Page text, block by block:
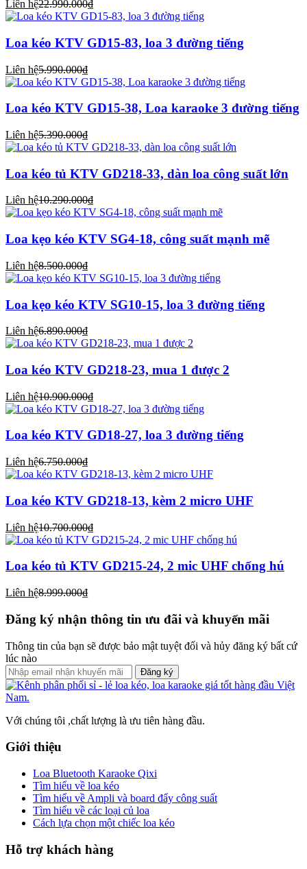
Liên hệ22.990.000₫
Loa kéo KTV GD15-83, loa 3 đường tiếng
Liên hệ5.990.000₫
Loa kéo KTV GD15-38, Loa karaoke 3 đường tiếng
Liên hệ5.390.000₫
Loa kéo tủ KTV GD218-33, dàn loa công suất lớn
Liên hệ10.290.000₫
Loa kẹo kéo KTV SG4-18, công suất mạnh mẽ
Liên hệ8.500.000₫
Loa kẹo kéo KTV SG10-15, loa 3 đường tiếng
Liên hệ6.890.000₫
Loa kéo KTV GD218-23, mua 1 được 2
Liên hệ10.900.000₫
Loa kéo KTV GD18-27, loa 3 đường tiếng
Liên hệ6.750.000₫
Loa kéo KTV GD218-13, kèm 2 micro UHF
Liên hệ10.700.000₫
Loa kéo tủ KTV GD215-24, 2 mic UHF chống hú
Liên hệ8.999.000₫
Đăng ký nhận thông tin ưu đãi và khuyến mãi
Thông tin của bạn sẽ được bảo mật tuyệt đối và hủy đăng ký bất cứ
lúc nào
Đăng ký
Với chúng tôi ,chất lượng là ưu tiên hàng đầu.
Giới thiệu
Loa Bluetooth Karaoke Qixi
Tìm hiểu về loa kéo
Tìm hiểu về Ampli và board đẩy công suất
Tìm hiểu về các loại củ loa
Cách lựa chọn một chiếc loa kéo
Hỗ trợ khách hàng